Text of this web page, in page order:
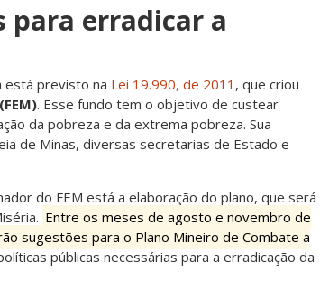
para erradicar a
está previsto na Lei 19.990, de 2011 , que criou
. Esse fundo tem o objetivo de custear
da pobreza e da extrema pobreza. Sua
de Minas, diversas secretarias de Estado e
do FEM está a elaboração do plano, que será
Entre os meses de agosto e novembro de
sugestões para o Plano Mineiro de Combate a
públicas necessárias para a erradicação da